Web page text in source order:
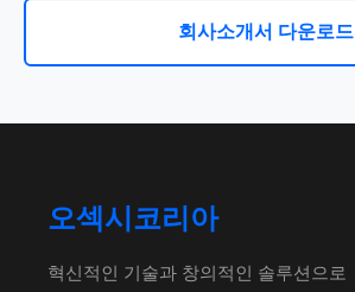
회사소개서 다운로드
오섹시코리아
혁신적인 기술과 창의적인 솔루션으로